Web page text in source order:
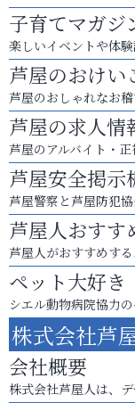
子育てマガジ
楽しいイベントや体験
芦屋のおけ
芦屋のおしゃれなお
芦屋の求人情
芦屋のアルバイト・
芦屋安全掲示
芦屋警察と芦屋防犯
芦屋人おすす
芦屋人がおすすめす
ペット大好き
シエル動物病院協力
株式会社芦
会社概要
株式会社芦屋人は、